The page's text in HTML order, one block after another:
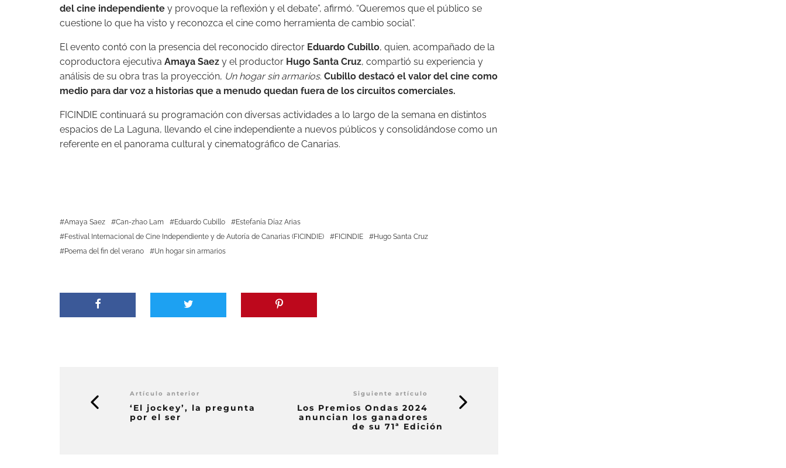
del cine independiente y provoque la reflexión y el debate”, afirmó. “Queremos que el público se
cuestione lo que ha visto y reconozca el cine como herramienta de cambio social”.
El evento contó con la presencia del reconocido director Eduardo Cubillo, quien, acompañado de la
coproductora ejecutiva Amaya Saez y el productor Hugo Santa Cruz, compartió su experiencia y
análisis de su obra tras la proyección, Un hogar sin armarios. Cubillo destacó el valor del cine como
medio para dar voz a historias que a menudo quedan fuera de los circuitos comerciales.
FICINDIE continuará su programación con diversas actividades a lo largo de la semana en distintos
espacios de La Laguna, llevando el cine independiente a nuevos públicos y consolidándose como un
referente en el panorama cultural y cinematográfico de Canarias.
Amaya Saez Can-zhao Lam Eduardo Cubillo
Estefanía Díaz Arias
Festival Internacional de Cine Independiente y de Autoría de Canarias (FICINDIE)
FICINDIE
Hugo Santa Cruz
Poema del fin del verano
Un hogar sin armarios
Artículo anterior
‘El jockey’, la pregunta
por el ser
Siguiente artículo
Los Premios Ondas 2024
anuncian los ganadores
de su 71ª Edición